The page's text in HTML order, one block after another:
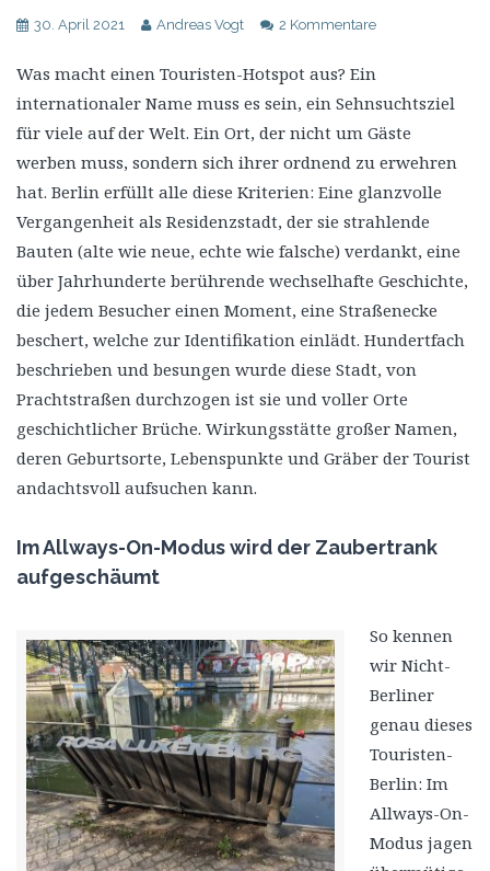
30. April 2021 Andreas Vogt 2 Kommentare
Was macht einen Touristen-Hotspot aus? Ein
internationaler Name muss es sein, ein Sehnsuchtsziel
für viele auf der Welt. Ein Ort, der nicht um Gäste
werben muss, sondern sich ihrer ordnend zu erwehren
hat. Berlin erfüllt alle diese Kriterien: Eine glanzvolle
Vergangenheit als Residenzstadt, der sie strahlende
Bauten (alte wie neue, echte wie falsche) verdankt, eine
über Jahrhunderte berührende wechselhafte Geschichte,
die jedem Besucher einen Moment, eine Straßenecke
beschert, welche zur Identifikation einlädt. Hundertfach
beschrieben und besungen wurde diese Stadt, von
Prachtstraßen durchzogen ist sie und voller Orte
geschichtlicher Brüche. Wirkungsstätte großer Namen,
deren Geburtsorte, Lebenspunkte und Gräber der Tourist
andachtsvoll aufsuchen kann.
Im Allways-On-Modus wird der Zaubertrank
aufgeschäumt
So kennen
wir Nicht-
Berliner
genau dieses
Touristen-
Berlin: Im
Allways-On-
Modus jagen